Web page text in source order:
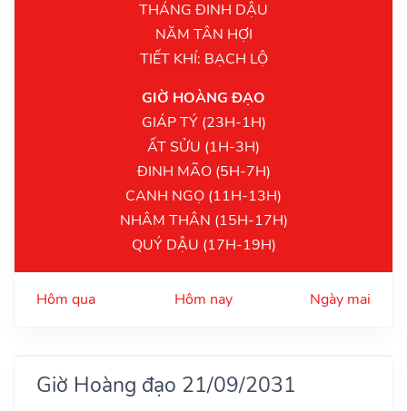
THÁNG ĐINH DẬU
NĂM TÂN HỢI
TIẾT KHÍ: BẠCH LỘ
GIỜ HOÀNG ĐẠO
GIÁP TÝ (23H-1H)
ẤT SỬU (1H-3H)
ĐINH MÃO (5H-7H)
CANH NGỌ (11H-13H)
NHÂM THÂN (15H-17H)
QUÝ DẬU (17H-19H)
Hôm qua Hôm nay Ngày mai
Giờ Hoàng đạo 21/09/2031